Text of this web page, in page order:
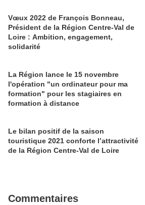
Vœux 2022 de François Bonneau,
Président de la Région Centre-Val de
Loire : Ambition, engagement,
solidarité
La Région lance le 15 novembre
l'opération "un ordinateur pour ma
formation" pour les stagiaires en
formation à distance
Le bilan positif de la saison
touristique 2021 conforte l’attractivité
de la Région Centre-Val de Loire
Commentaires